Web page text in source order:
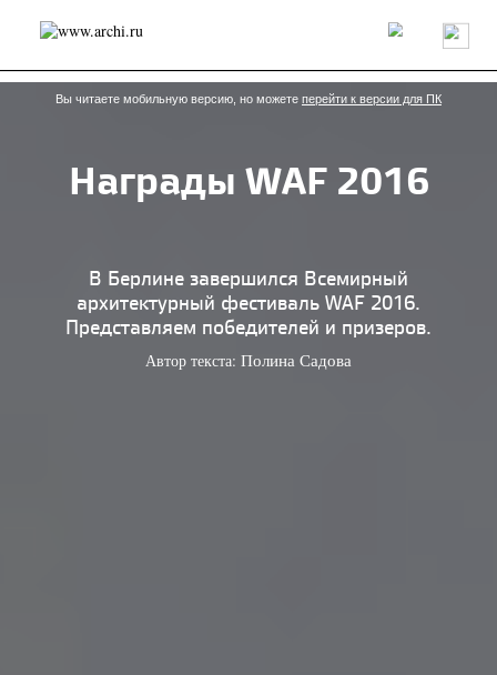
Россия Мир Технологии Интерьер Пресса
Архитекторы
Проекты
Конкурсы События Книги Вакансии
send.project Анонсы конкурсов
Блог
Интервью
Иностранцы в России
Интерьер
Книги
Наследие Образование
Урбанистика
Вы читаете мобильную версию, но можете перейти к версии для ПК
Награды WAF 2016
В Берлине завершился Всемирный
архитектурный фестиваль WAF 2016.
Представляем победителей и призеров.
Автор текста: Полина Садова